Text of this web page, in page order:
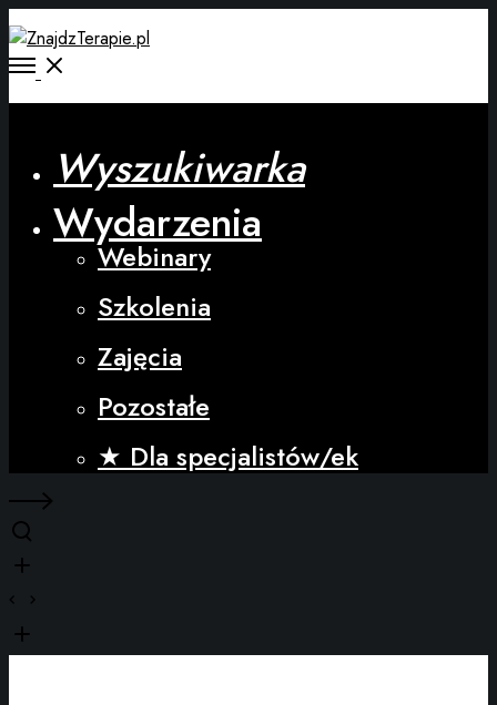
Wyszukiwarka
Wydarzenia
Webinary
Szkolenia
Zajęcia
Pozostałe
★ Dla specjalistów/ek